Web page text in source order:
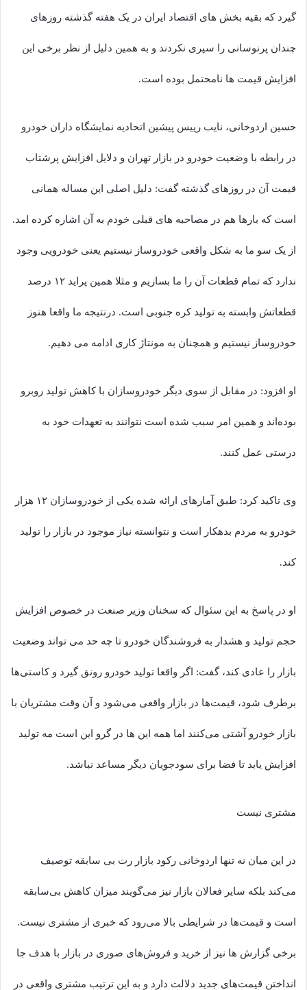
گیرد که بقیه بخش های اقتصاد ایران در یک هفته گذشته روزهای
چندان پرنوسانی را سپری نکردند و به همین دلیل از نظر برخی این
افزایش قیمت ها نامحتمل بوده است.
حسین اردوخانی، نایب رییس پیشین اتحادیه نمایشگاه داران خودرو
در رابطه با وضعیت خودرو در بازار تهران و دلایل افزایش پرشتاب
قیمت آن در روزهای گذشته گفت: دلیل اصلی این مساله همانی
است که بارها هم در مصاحبه های قبلی خودم به آن اشاره کرده امد.
از یک سو ما به شکل واقعی خودروساز نیستیم یعنی خودرویی وجود
ندارد که تمام قطعات آن را ما بسازیم و مثلا همین پراید ۱۲ درصد
قطعاتش وابسته به تولید کره جنوبی است. درنتیجه ما واقعا هنوز
خودروساز نیستیم و همچنان به مونتاژ کاری ادامه می دهیم.
او افزود: در مقابل از سوی دیگر خودروسازان با کاهش تولید روبرو
بوده‌اند و همین امر سبب شده است نتوانند به تعهدات خود به
درستی عمل کنند.
وی تاکید کرد: طبق آمارهای ارائه شده یکی از خودروسازان ۱۲ هزار
خودرو به مردم بدهکار است و نتوانسته نیاز موجود در بازار را تولید
کند.
او در پاسخ به این سئوال که سخنان وزیر صنعت در خصوص افزایش
حجم تولید و هشدار به فروشندگان خودرو تا چه حد می تواند وضعیت
بازار را عادی کند، گفت: اگر واقعا تولید خودرو رونق گیرد و کاستی‌ها
برطرف شود، قیمت‌ها در بازار واقعی می‌شود و آن وقت مشتریان با
بازار خودرو آشتی می‌کنند اما همه این ها در گرو این است مه تولید
افزایش یابد تا فضا برای سودجویان دیگر مساعد نباشد.
مشتری نیست
در این میان نه تنها اردوخانی رکود بازار رت بی سابقه توصیف
می‌کند بلکه سایر فعالان بازار نیز می‌گویند میزان کاهش بی‌سابقه
است و قیمت‌ها در شرایطی بالا می‌رود که خبری از مشتری نیست.
برخی گزارش ها نیز از خرید و فروش‌های صوری در بازار با هدف جا
انداختن قیمت‌های جدید دلالت دارد و به این ترتیب مشتری واقعی در